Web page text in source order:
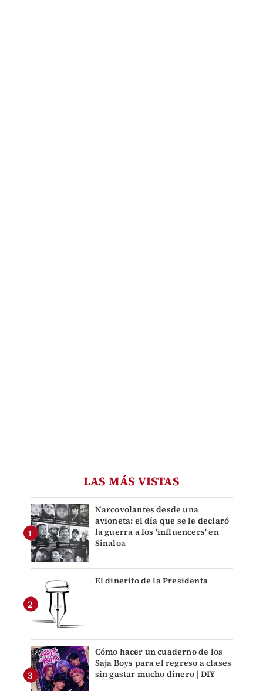
LAS MÁS VISTAS
Narcovolantes desde una
avioneta: el día que se le declaró
la guerra a los 'influencers' en
Sinaloa
El dinerito de la Presidenta
Cómo hacer un cuaderno de los
Saja Boys para el regreso a clases
sin gastar mucho dinero | DIY